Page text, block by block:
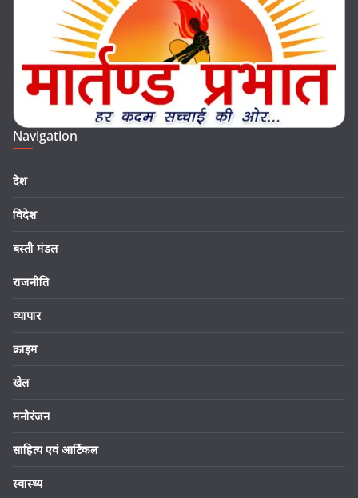
Navigation
देश
विदेश
बस्ती मंडल
राजनीति
व्यापार
क्राइम
खेल
मनोरंजन
साहित्य एवं आर्टिकल
स्वास्थ्य